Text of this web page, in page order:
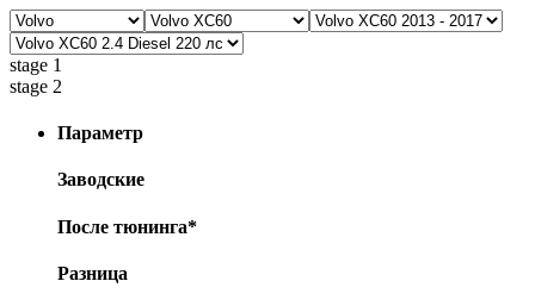
stage 1
stage 2
Параметр
Заводские
После тюнинга*
Разница